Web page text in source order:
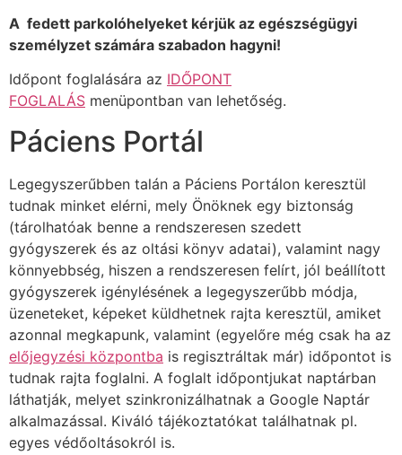
A fedett parkolóhelyeket kérjük az egészségügyi
személyzet számára szabadon hagyni!
Időpont foglalására az IDŐPONT
FOGLALÁS menüpontban van lehetőség.
Páciens Portál
Legegyszerűbben talán a Páciens Portálon keresztül
tudnak minket elérni, mely Önöknek egy biztonság
(tárolhatóak benne a rendszeresen szedett
gyógyszerek és az oltási könyv adatai), valamint nagy
könnyebbség, hiszen a rendszeresen felírt, jól beállított
gyógyszerek igénylésének a legegyszerűbb módja,
üzeneteket, képeket küldhetnek rajta keresztül, amiket
azonnal megkapunk, valamint (egyelőre még csak ha az
előjegyzési központba is regisztráltak már) időpontot is
tudnak rajta foglalni. A foglalt időpontjukat naptárban
láthatják, melyet szinkronizálhatnak a Google Naptár
alkalmazással. Kiváló tájékoztatókat találhatnak pl.
egyes védőoltásokról is.